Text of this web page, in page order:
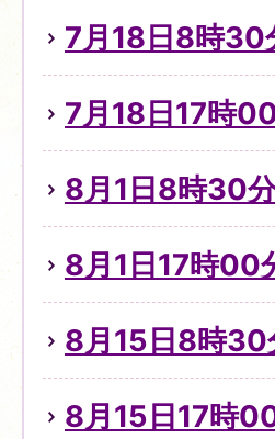
7月18日8時30
7月18日17時
8月1日8時30
8月1日17時00
8月15日8時30
8月15日17時